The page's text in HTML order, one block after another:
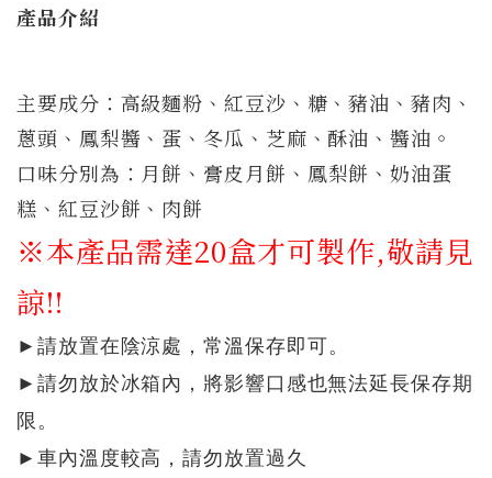
產品介紹
主要成分：高級麵粉、紅豆沙、糖、豬油、豬肉、
蔥頭、鳳梨醬、蛋、冬瓜、芝麻、酥油、醬油。
口味分別為：月餅 、膏皮月餅、鳳梨餅、奶油蛋
糕、紅豆沙餅、肉餅
※本產品需達20盒才可製作,敬請見
諒!!
► 請放置在陰涼處，常溫保存即可。
►請勿放於冰箱內，將影響口感也無法延長保存期
限。
► 車內溫度較高，請勿放置過久